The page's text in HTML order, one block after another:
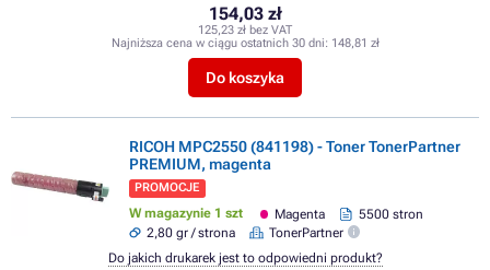
154,03 zł
125,23 zł bez VAT
Najniższa cena w ciągu ostatnich 30 dni: 148,81 zł
Do koszyka
RICOH MPC2550 (841198) - Toner TonerPartner
PREMIUM, magenta
PROMOCJE
W magazynie 1 szt Magenta
5500 stron
2,80 gr / strona
TonerPartner
Do jakich drukarek jest to odpowiedni produkt?